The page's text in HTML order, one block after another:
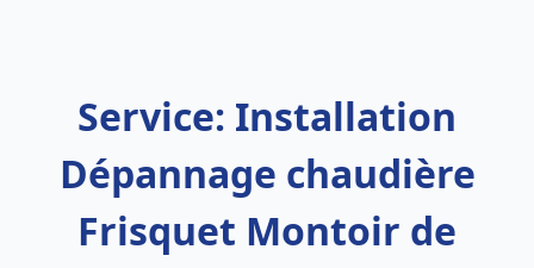
Service: Installation
Dépannage chaudière
Frisquet Montoir de